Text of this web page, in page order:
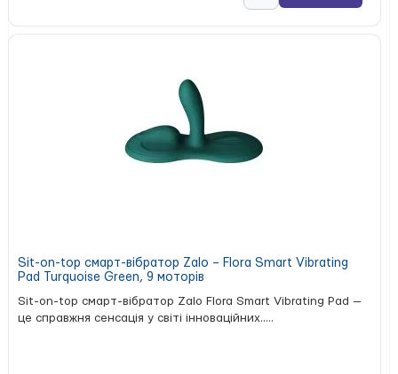
Sit-on-top смарт-вібратор Zalo – Flora Smart Vibrating
Pad Turquoise Green, 9 моторів
Sit-on-top смарт-вібратор Zalo Flora Smart Vibrating Pad —
це справжня сенсація у світі інноваційних.....